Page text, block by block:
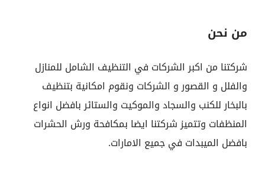
من نحن
شركتنا من اكبر الشركات في التنظيف الشامل للمنازل
والفلل و القصور و الشركات ونقوم امكانية بتنظيف
بالبخار للكنب والسجاد والموكيت والستائر بافضل انواع
المنظفات وتتميز شركتنا ايضا بمكافحة ورش الحشرات
بافضل الميبدات في جميع الامارات.